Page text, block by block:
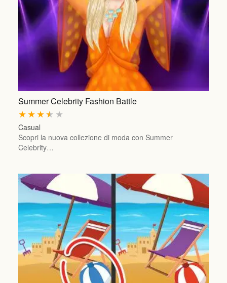
Summer Celebrity Fashion Battle
★
★
★
★
★
Casual
Scopri la nuova collezione di moda con Summer
Celebrity…